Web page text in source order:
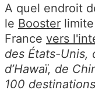
A quel endroit
le Booster
France vers
des États-Unis,
d’Hawaï, de
100 destinations